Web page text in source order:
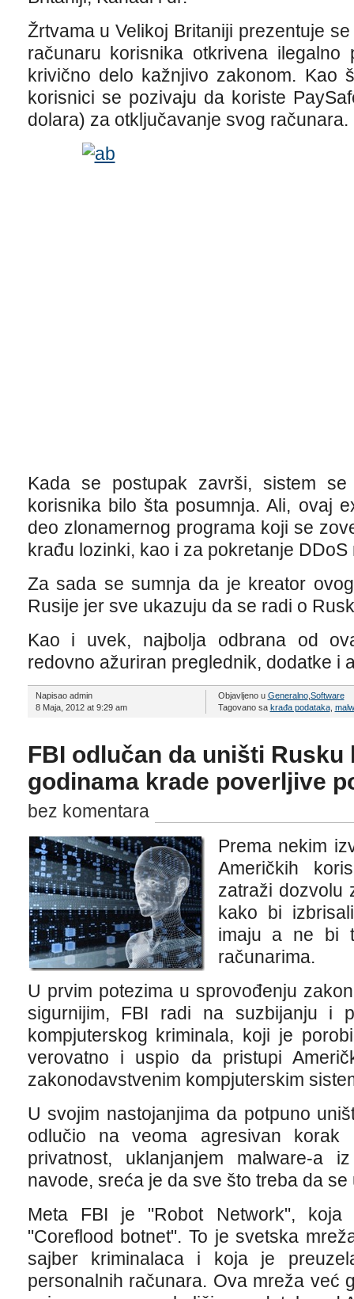
Žrtvama u Velikoj Britaniji prezentuje
računaru korisnika otkrivena
krivično delo kažnjivo zakonom. Kao
korisnici se pozivaju da koriste
dolara) za otključavanje svog računara.
Kada se postupak završi, sistem
korisnika bilo šta posumnja. Ali, ovaj
deo zlonamernog programa koji se
krađu lozinki, kao i za pokretanje DDoS
Za sada se sumnja da je kreator
Rusije jer sve ukazuju da se radi o
Kao i uvek, najbolja odbrana od
redovno ažuriran preglednik, dodatke i
Napisao admin
8 Maja, 2012 at 9:29 am
Objavljeno u Generalno, Software
Tagovano sa krađa podataka,
FBI odlučan da uništi Rusku
godinama krade poverljive
bez komentara
Prema nekim
Američkih
zatraži dozvolu
kako bi
imaju a ne bi
računarima.
U prvim potezima u sprovođenju
sigurnijim, FBI radi na suzbijanju i
kompjuterskog kriminala, koji je
verovatno i uspio da pristupi
zakonodavstvenim kompjuterskim
U svojim nastojanjima da potpuno
odlučio na veoma agresivan
privatnost, uklanjanjem malware-a
navode, sreća je da sve što treba da
Meta FBI je "Robot Network",
"Coreflood botnet". To je svetska
sajber kriminalaca i koja je
personalnih računara. Ova mreža već